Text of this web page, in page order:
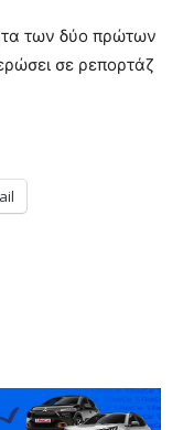
των δύο πρώτων
σε ρεπορτάζ